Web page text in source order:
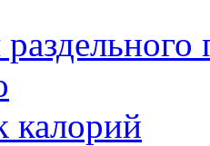
калорий